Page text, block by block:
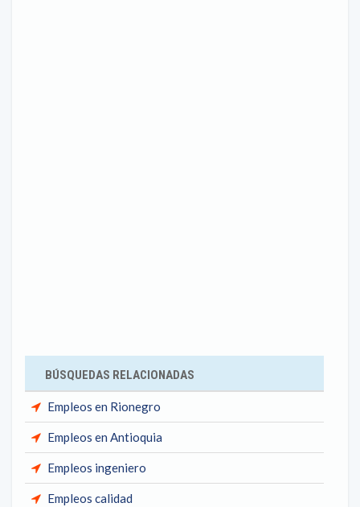
BÚSQUEDAS RELACIONADAS
Empleos en Rionegro
Empleos en Antioquia
Empleos ingeniero
Empleos calidad